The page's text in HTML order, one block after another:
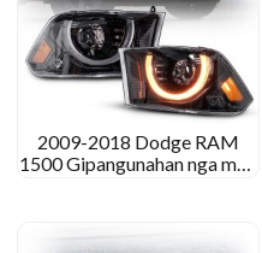
2009-2018 Dodge RAM
1500 Gipangunahan nga mga